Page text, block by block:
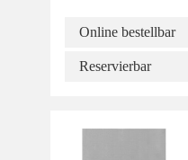
Online bestellbar
Reservierbar